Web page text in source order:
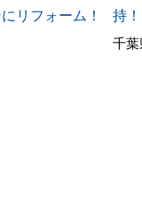
リフォーム！
持！
千